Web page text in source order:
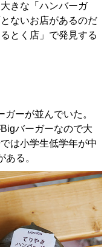
きな「ハンバーガ
ないお店があるのだ
とく店」で発見する
ーが並んでいた。
バーガーなので大
は小学生低学年が中
る。